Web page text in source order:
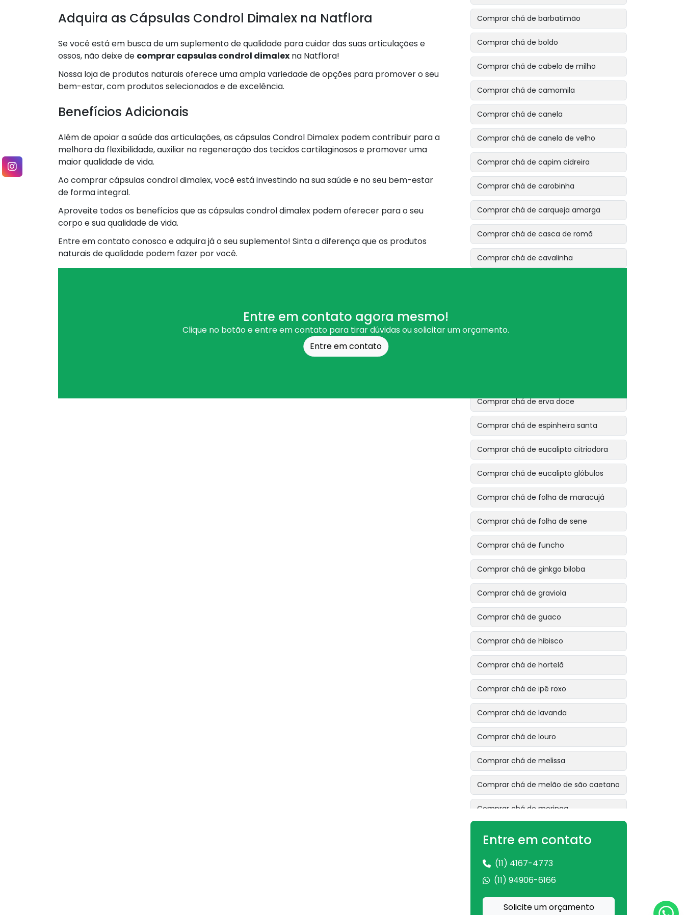
Adquira as Cápsulas Condrol Dimalex na Natflora
Se você está em busca de um suplemento de qualidade para cuidar das suas articulações e
ossos, não deixe de comprar capsulas condrol dimalex na Natflora!
Nossa loja de produtos naturais oferece uma ampla variedade de opções para promover o seu
bem-estar, com produtos selecionados e de excelência.
Benefícios Adicionais
Além de apoiar a saúde das articulações, as cápsulas Condrol Dimalex podem contribuir para a
melhora da flexibilidade, auxiliar na regeneração dos tecidos cartilaginosos e promover uma
maior qualidade de vida.
Ao comprar cápsulas condrol dimalex, você está investindo na sua saúde e no seu bem-estar
de forma integral.
Aproveite todos os benefícios que as cápsulas condrol dimalex podem oferecer para o seu
corpo e sua qualidade de vida.
Entre em contato conosco e adquira já o seu suplemento! Sinta a diferença que os produtos
naturais de qualidade podem fazer por você.
Entre em contato agora mesmo!
Clique no botão e entre em contato para tirar dúvidas ou solicitar um orçamento.
Entre em contato
Comprar chá de barbatimão
Comprar chá de boldo
Comprar chá de cabelo de milho
Comprar chá de camomila
Comprar chá de canela
Comprar chá de canela de velho
Comprar chá de capim cidreira
Comprar chá de carobinha
Comprar chá de carqueja amarga
Comprar chá de casca de romã
Comprar chá de cavalinha
Comprar chá de erva cidreira
Comprar chá de erva doce
Comprar chá de espinheira santa
Comprar chá de eucalipto citriodora
Comprar chá de eucalipto glóbulos
Comprar chá de folha de maracujá
Comprar chá de folha de sene
Comprar chá de funcho
Comprar chá de ginkgo biloba
Comprar chá de graviola
Comprar chá de guaco
Comprar chá de hibisco
Comprar chá de hortelã
Comprar chá de ipê roxo
Comprar chá de lavanda
Comprar chá de louro
Comprar chá de melissa
Comprar chá de melão de são caetano
Comprar chá de moringa
Comprar chá de ora pro nóbis
Comprar chá de pata de vaca
Comprar chá de pau tenente
Entre em contato
(11) 4167-4773
(11) 94906-6166
Solicite um orçamento